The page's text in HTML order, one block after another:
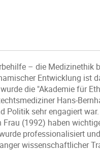
– die Medizinethik
Entwicklung ist
die "Akademie für
Hans-
Politik sehr engagiert
(1992) haben
professionalisiert
wissenschaftlicher